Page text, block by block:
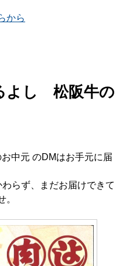
から
よし 松阪牛の
中元 のDMはお手元に届
らず、まだお届けできて
。